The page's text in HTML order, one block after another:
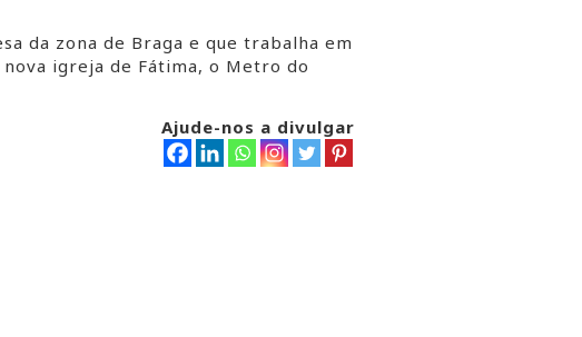
da zona de Braga e que trabalha em
igreja de Fátima, o Metro do
Ajude-nos a divulgar